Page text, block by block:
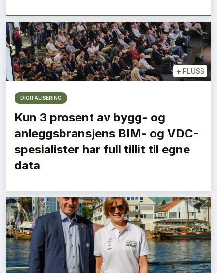
+ PLUSS
DIGITALISERING
Kun 3 prosent av bygg- og
anleggsbransjens BIM- og VDC-
spesialister har full tillit til egne
data